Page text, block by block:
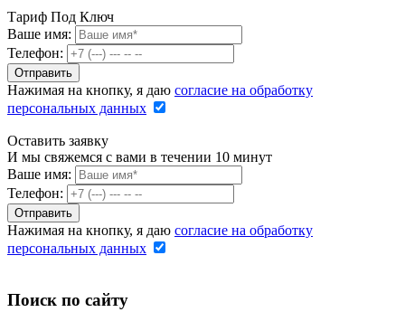
Тариф Под Ключ
Ваше имя:
Телефон:
Нажимая на кнопку, я даю согласие на обработку
персональных данных
Оставить заявку
И мы свяжемся с вами в течении 10 минут
Ваше имя:
Телефон:
Нажимая на кнопку, я даю согласие на обработку
персональных данных
Поиск по сайту